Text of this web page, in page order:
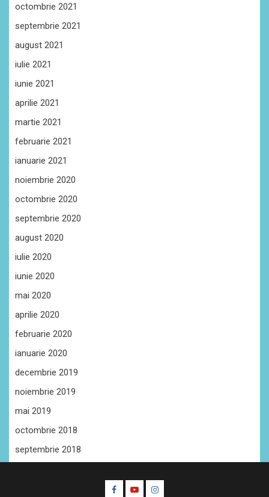
octombrie 2021
septembrie 2021
august 2021
iulie 2021
iunie 2021
aprilie 2021
martie 2021
februarie 2021
ianuarie 2021
noiembrie 2020
octombrie 2020
septembrie 2020
august 2020
iulie 2020
iunie 2020
mai 2020
aprilie 2020
februarie 2020
ianuarie 2020
decembrie 2019
noiembrie 2019
mai 2019
octombrie 2018
septembrie 2018
Facebook
YoutubeInstagram